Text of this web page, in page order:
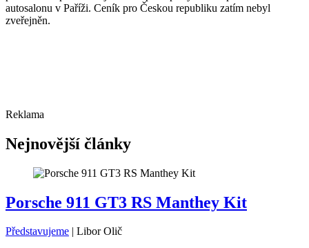
autosalonu v Paříži. Ceník pro Českou republiku zatím nebyl
zveřejněn.
Reklama
Nejnovější články
Porsche 911 GT3 RS Manthey Kit
Představujeme | Libor Olič